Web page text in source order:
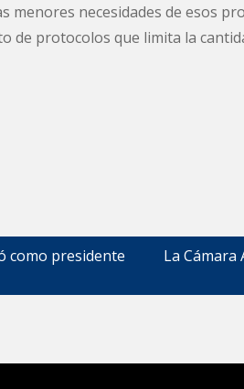
menores necesidades de esos
de protocolos que limita la
como presidente
La Cámara